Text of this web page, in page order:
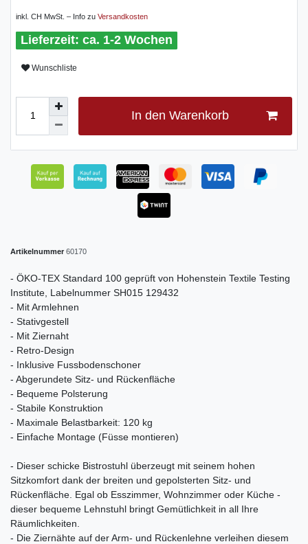
inkl. CH MwSt. – Info zu Versandkosten
ca. 1-2 Wochen
Wunschliste
In den Warenkorb
Artikelnummer 60170
- ÖKO-TEX Standard 100 geprüft von Hohenstein Textile Testing
Institute, Labelnummer SH015 129432
- Mit Armlehnen
- Stativgestell
- Mit Ziernaht
- Retro-Design
- Inklusive Fussbodenschoner
- Abgerundete Sitz- und Rückenfläche
- Bequeme Polsterung
- Stabile Konstruktion
- Maximale Belastbarkeit: 120 kg
- Einfache Montage (Füsse montieren)
- Dieser schicke Bistrostuhl überzeugt mit seinem hohen
Sitzkomfort dank der breiten und gepolsterten Sitz- und
Rückenfläche. Egal ob Esszimmer, Wohnzimmer oder Küche -
dieser bequeme Lehnstuhl bringt Gemütlichkeit in all Ihre
Räumlichkeiten.
- Die Ziernähte auf der Arm- und Rückenlehne verleihen diesem